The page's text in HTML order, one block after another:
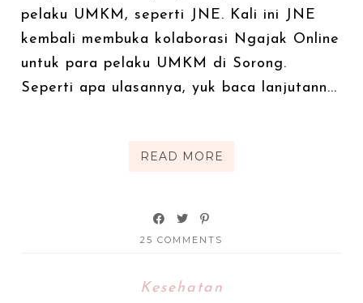
pelaku UMKM, seperti JNE. Kali ini JNE
kembali membuka kolaborasi Ngajak Online
untuk para pelaku UMKM di Sorong.
Seperti apa ulasannya, yuk baca lanjutann...
READ MORE
25 COMMENTS
Kesehatan